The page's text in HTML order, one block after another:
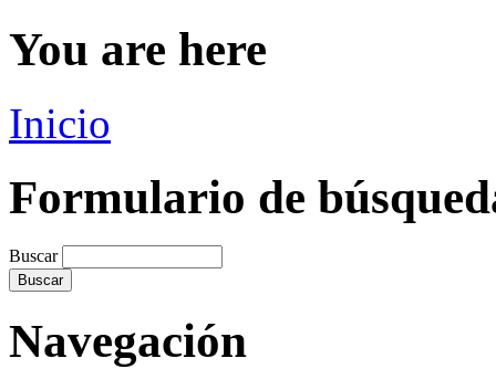
You are here
Inicio
Formulario de
Buscar
Navegación